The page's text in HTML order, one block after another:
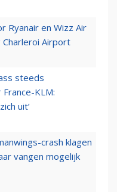
Ryanair en Wizz Air
Airport
steeds
KLM:
uit’
crash klagen
vangen mogelijk